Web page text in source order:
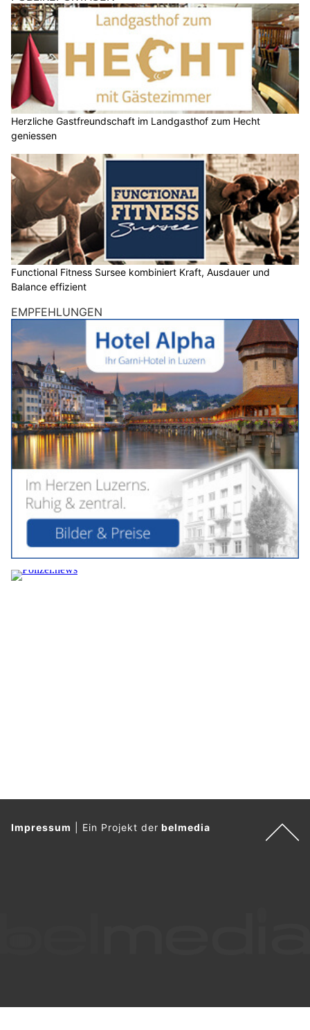
Mobil im Urlaub: Gäste-Card gilt 2026 in ganz
Vorarlberg und für Bergbahnen
02.05.26 VON BELMEDIA REDAKTION
Wie gut öffentliche Mobilität auch in ländlichen Regionen
funktioniert, zeigt der Bregenzerwald: Busse verkehren
regelmässig im Takt und verbinden die Orte zuverlässig
miteinander. Mit der Gäste-Card Bregenzerwald & Grosses
Walsertal nutzen Urlauber dieses Angebot kostenfrei – seit
diesem Jahr sogar über die Region hinaus in ganz
Bergbahnen sowie für den Eintritt in die Freibäder.
Ob für einen Ausstellungsbesuch im Nachbardorf, eine
Wanderung in abgelegene Täler oder einen Abstecher nach
Bregenz: Das Auto kann getrost stehen bleiben. Die
Verbindungen sind meist gut getaktet, die Wege kurz. Statt
sich auf Verkehr und Parkplatzsuche zu konzentrieren,
geniessen Gäste die Landschaft – entspannt von Anfang bis
Ende.
Weiterlesen
Beauty fights fat in Kreuzlingen TG und Frauenfeld TG: Effektive Abnehmangebote
Hundephysio Larissa: Beweglichkeit fördern, Schmerzen lindern, Freude stärken
bedeutender Musik- und Kulturstandort weltweit. 2026 wartet